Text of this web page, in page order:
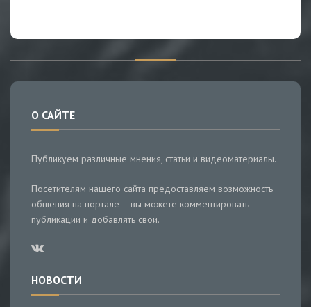
О САЙТЕ
Публикуем различные мнения, статьи и видеоматериалы.
Посетителям нашего сайта предоставляем возможность
общения на портале – вы можете комментировать
публикации и добавлять свои.
НОВОСТИ